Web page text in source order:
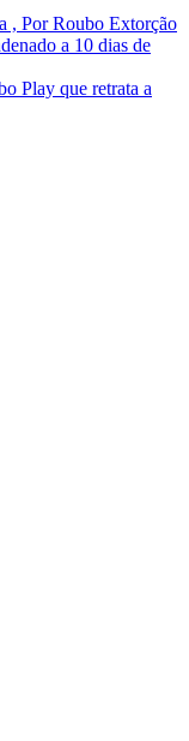
, Por Roubo Extorção
a 10 dias de
Play que retrata a